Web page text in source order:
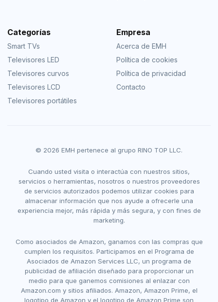
Categorías
Smart TVs
Televisores LED
Televisores curvos
Televisores LCD
Televisores portátiles
Empresa
Acerca de EMH
Política de cookies
Política de privacidad
Contacto
© 2026 EMH pertenece al grupo RINO TOP LLC.
Cuando usted visita o interactúa con nuestros sitios,
servicios o herramientas, nosotros o nuestros proveedores
de servicios autorizados podemos utilizar cookies para
almacenar información que nos ayude a ofrecerle una
experiencia mejor, más rápida y más segura, y con fines de
marketing.
Como asociados de Amazon, ganamos con las compras que
cumplen los requisitos. Participamos en el Programa de
Asociados de Amazon Services LLC, un programa de
publicidad de afiliación diseñado para proporcionar un
medio para que ganemos comisiones al enlazar con
Amazon.com y sitios afiliados. Amazon, Amazon Prime, el
logotipo de Amazon y el logotipo de Amazon Prime son